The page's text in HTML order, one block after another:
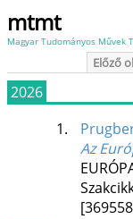
mtmt
Magyar Tudományos Művek
Előző
2026
1.
Az